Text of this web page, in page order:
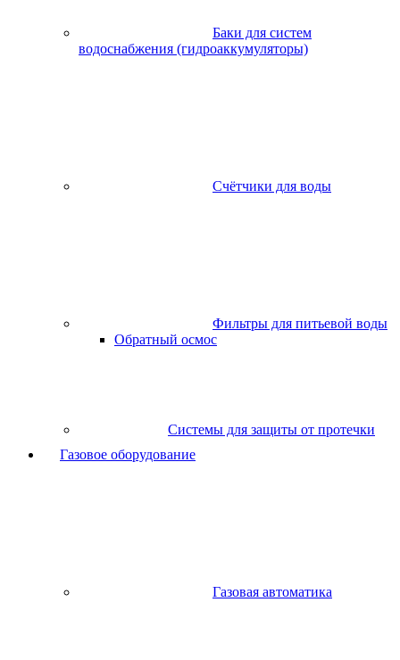
Баки для систем
водоснабжения (гидроаккумуляторы)
Счётчики для воды
Фильтры для питьевой воды
Обратный осмос
Системы для защиты от протечки
Газовое оборудование
Газовая автоматика